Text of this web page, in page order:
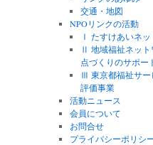
交通・地図
NPOリンクの活動
Ⅰ たすけあいネッ
Ⅱ 地域福祉ネット
点づくりのサポー
Ⅲ 東京都福祉サー
評価事業
活動ニュース
会員について
お問合せ
プライバシーポリシ